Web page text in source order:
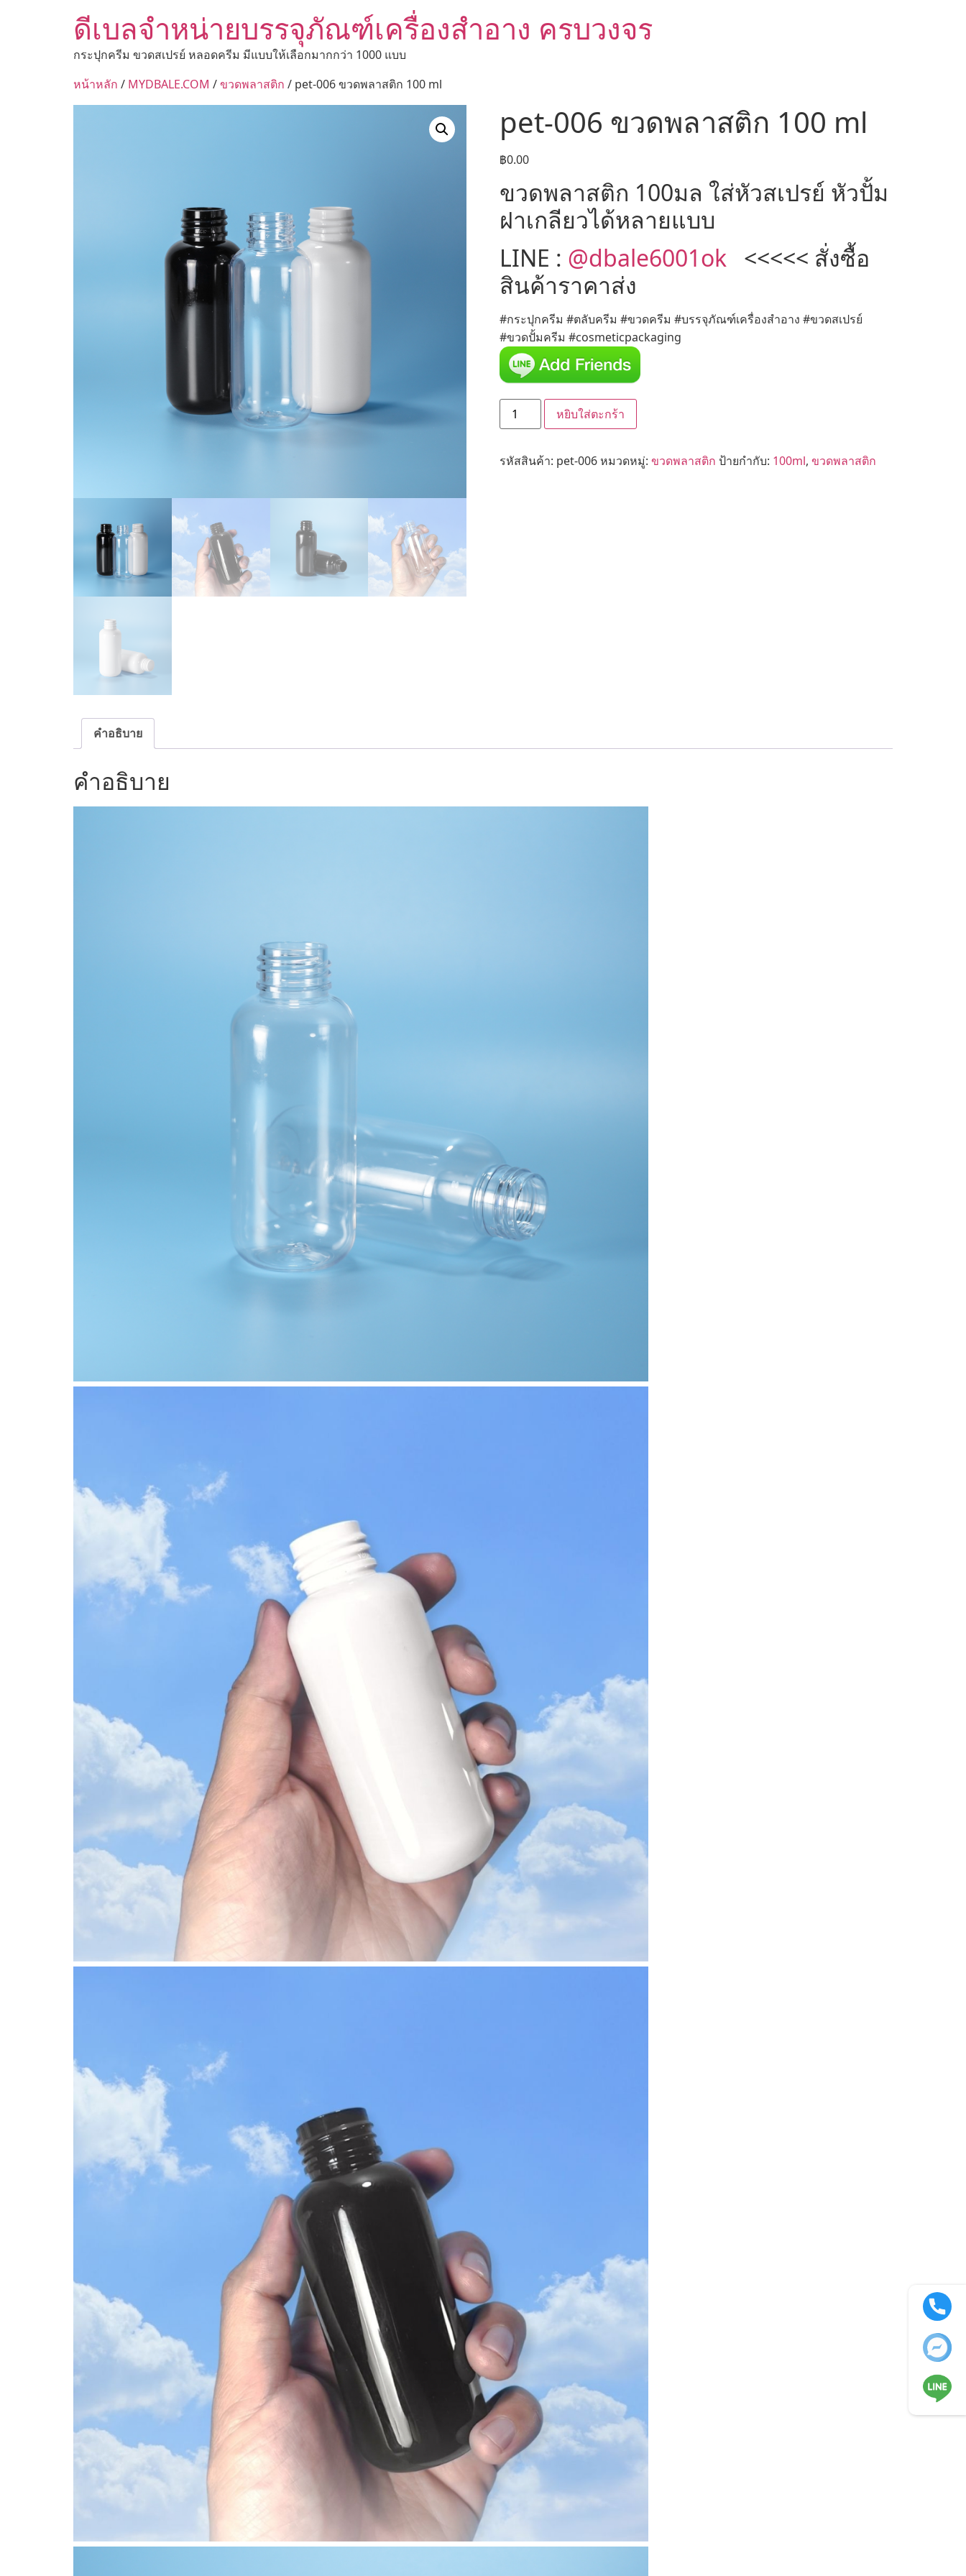
ดีเบลจำหน่ายบรรจุภัณฑ์เครื่องสำอาง ครบวงจร
กระปุกครีม ขวดสเปรย์ หลอดครีม มีแบบให้เลือกมากกว่า 1000 แบบ
หน้าหลัก / MYDBALE.COM /ขวดพลาสติก / pet-006 ขวดพลาสติก 100 ml
pet-006 ขวดพลาสติก 100 ml
฿0.00
ขวดพลาสติก 100มล ใส่หัวสเปรย์ หัวปั้ม
ฝาเกลียวได้หลายแบบ
LINE : @dbale6001ok<<<<< สั่งซื้อ
สินค้าราคาส่ง
#กระปุกครีม #ตลับครีม #ขวดครีม #บรรจุภัณฑ์เครื่องสำอาง #ขวดสเปรย์
#ขวดปั้มครีม #cosmeticpackaging
หยิบใส่ตะกร้า
รหัสสินค้า: pet-006หมวดหมู่: ขวดพลาสติก ป้ายกำกับ: 100ml, ขวดพลาสติก
คำอธิบาย
คำอธิบาย